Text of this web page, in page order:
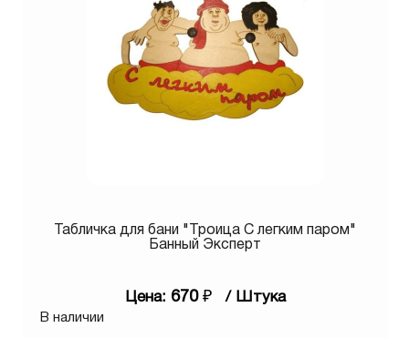
Табличка для бани "Троица С легким паром"
Банный Эксперт
Цена: 670 ₽ / Штука
В наличии